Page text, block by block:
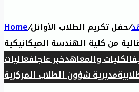
Home/ /حفل تكريم الطلاب الأوائل
من كلية الهندسة الميكانيكية
الكليات والمعاهدخبر عاجلفعاليات
مديرية شؤون الطلاب المركزية